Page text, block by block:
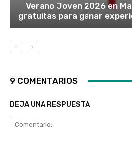
Verano Joven 2026 en
gratuitas para ganar
9 COMENTARIOS
DEJA UNA RESPUESTA